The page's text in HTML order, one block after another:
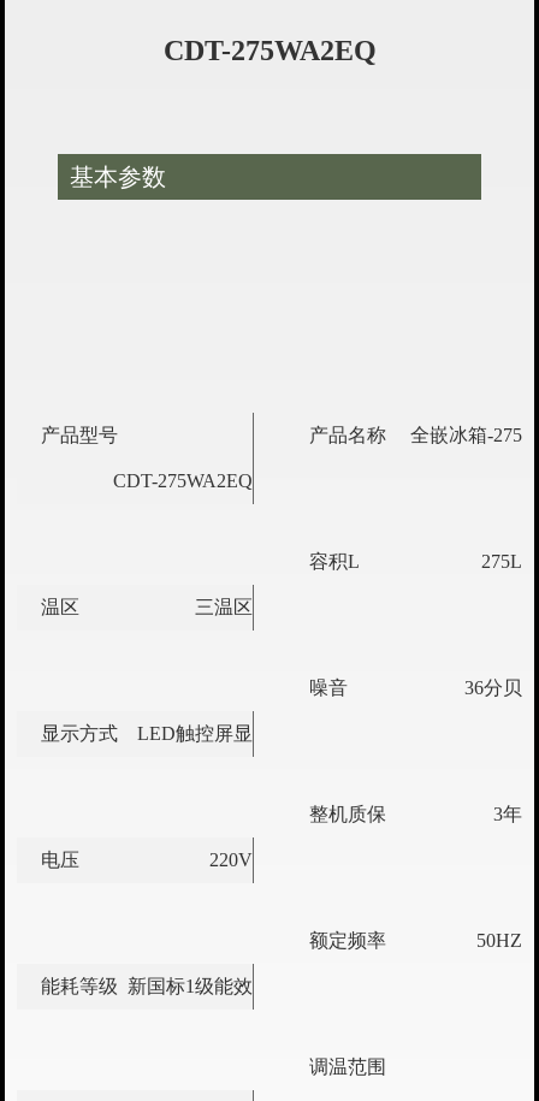
CDT-275WA2EQ
基本参数
产品名称 全嵌冰箱-275
产品型号
CDT-275WA2EQ
容积L 275L
温区 三温区
噪音 36分贝
显示方式 LED触控屏显
整机质保 3年
电压 220V
额定频率 50HZ
能耗等级 新国标1级能效
调温范围